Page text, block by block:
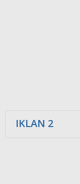
IKLAN 2